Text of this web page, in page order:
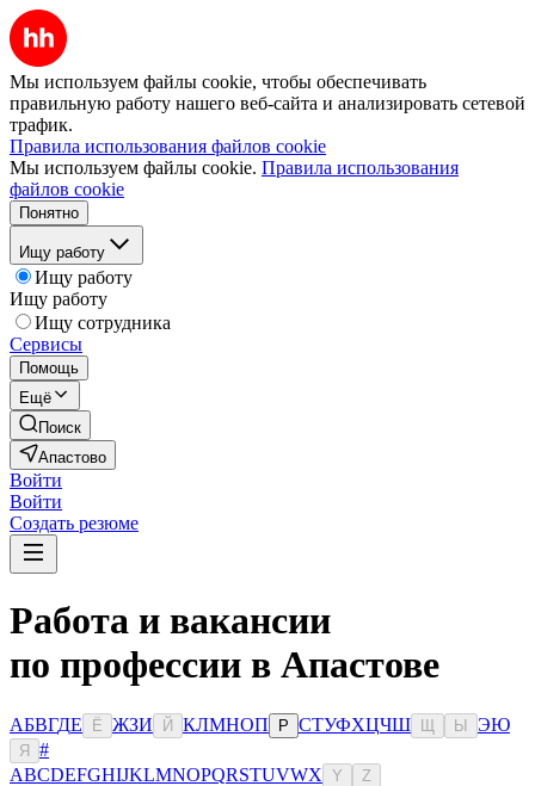
Мы используем файлы cookie, чтобы обеспечивать
правильную работу нашего веб-сайта и анализировать сетевой
трафик.
Правила использования файлов cookie
Мы используем файлы cookie. Правила использования
файлов cookie
Понятно
Ищу работу
Ищу работу
Ищу работу
Ищу сотрудника
Сервисы
Помощь
Ещё
Поиск
Апастово
Войти
Войти
Создать резюме
Работа и вакансии
по профессии в Апастове
АБВГДЕ Ё ЖЗИ Й КЛМНОП Р СТУФХЦЧШ Ы ЭЮ
Я
#
ABCDEFGHIJKLMNOPQRSTUVWX Y Z